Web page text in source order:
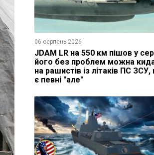
06 серпень 2026
JDAM LR на 550 км пішов у
його без проблем можна
на рашистів із літаків ПС ЗСУ,
є певні "але"